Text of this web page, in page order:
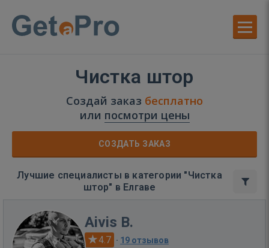
Чистка штор
Создай заказ бесплатно
или посмотри цены
СОЗДАТЬ ЗАКАЗ
Лучшие специалисты в категории "Чистка
штор" в Елгаве
Aivis B.
4.7 · 19 отзывов